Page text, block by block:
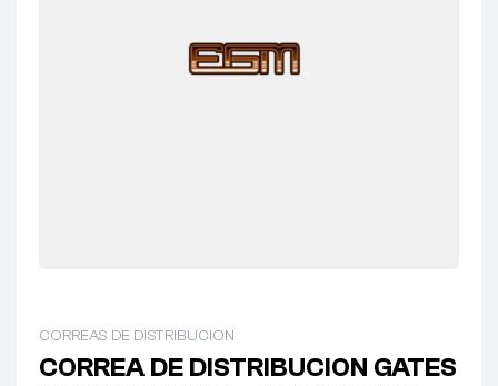
CORREAS DE DISTRIBUCION
CORREA DE DISTRIBUCION GATES